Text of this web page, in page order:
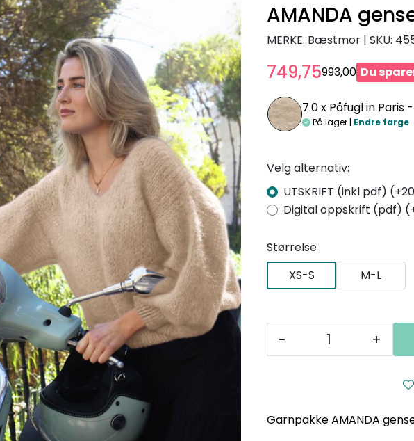
AMANDA
MERKE: Bæstmor | SKU:
749,75993,00 Du
7.0 x Påfugl in Paris
På lager | Endre farge
Velg alternativ:
UTSKRIFT (inkl pdf)
Digital oppskrift (pdf)
Størrelse
XS-S
M-L
- +
Garnpakke AMANDA